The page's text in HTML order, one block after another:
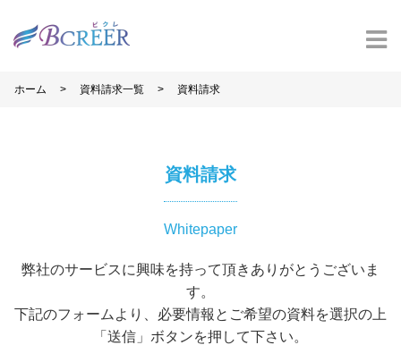
ホーム > 資料請求一覧 > 資料請求
資料請求
Whitepaper
弊社のサービスに興味を持って頂きありがとうございま
す。
下記のフォームより、必要情報とご希望の資料を選択の上
「送信」ボタンを押して下さい。